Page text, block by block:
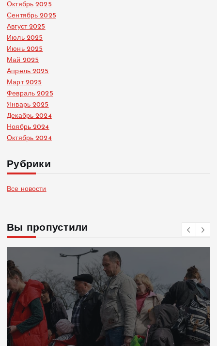
Октябрь 2025
Сентябрь 2025
Август 2025
Июль 2025
Июнь 2025
Май 2025
Апрель 2025
Март 2025
Февраль 2025
Январь 2025
Декабрь 2024
Ноябрь 2024
Октябрь 2024
Рубрики
Все новости
Вы пропустили